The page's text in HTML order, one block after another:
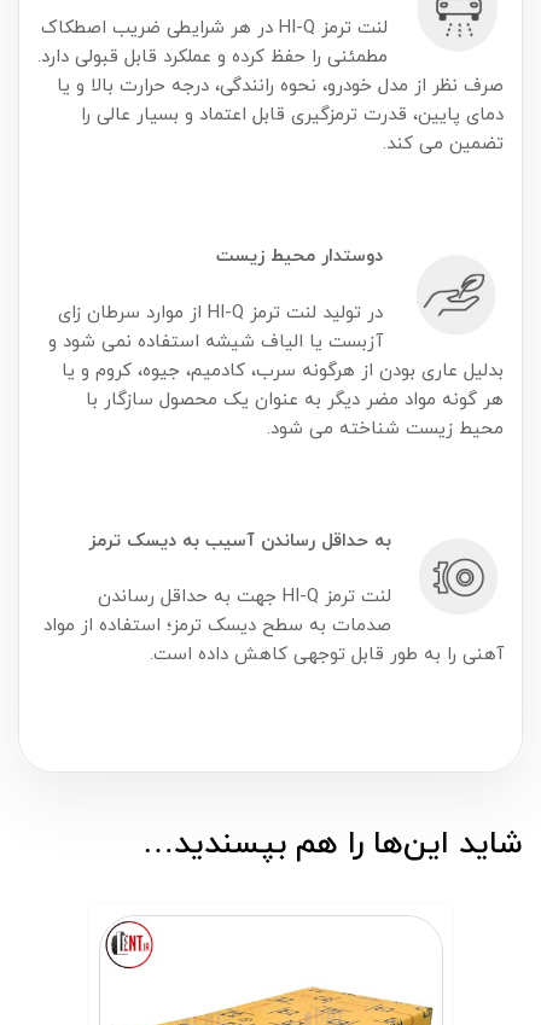
لنت ترمز HI-Q در هر شرایطی ضریب اصطکاک
مطمئنی را حفظ کرده و عملکرد قابل قبولی دارد.
صرف نظر از مدل خودرو، نحوه رانندگی، درجه حرارت بالا و یا
دمای پایین، قدرت ترمزگیری قابل اعتماد و بسیار عالی را
تضمین می کند.
دوستدار محیط زیست
در تولید لنت ترمز HI-Q از موارد سرطان زای
آزبست یا الیاف شیشه استفاده نمی شود و
بدلیل عاری بودن از هرگونه سرب، کادمیم، جیوه، کروم و یا
هر گونه مواد مضر دیگر به عنوان یک محصول سازگار با
محیط زیست شناخته می شود.
به حداقل رساندن آسیب به دیسک ترمز
لنت ترمز HI-Q جهت به حداقل رساندن
صدمات به سطح دیسک ترمز؛ استفاده از مواد
آهنی را به طور قابل توجهی کاهش داده است.
شاید این‌ها را هم بپسندید…